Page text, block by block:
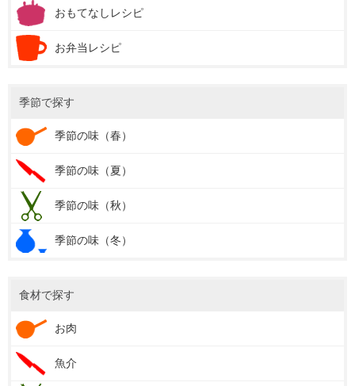
おもてなしレシピ
お弁当レシピ
季節で探す
季節の味（春）
季節の味（夏）
季節の味（秋）
季節の味（冬）
食材で探す
お肉
魚介